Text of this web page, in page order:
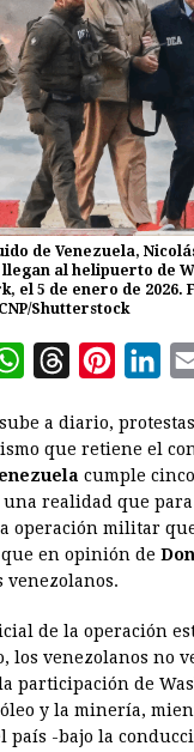
de Venezuela,
llegan al helipuerto de
el 5 de enero de 2026.
Shutterstock
W
a
t
s
A
p
r
e
a
d
s
n
t
e
r
n
k
e
d
a diario,
que retiene el
cumple
una realidad que
operación militar
en opinión de
venezolanos.
de la operación
los venezolanos no
participación de
y la minería,
país -bajo la